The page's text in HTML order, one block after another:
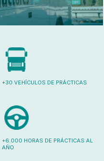
+30 VEHÍCULOS DE PRÁCTICAS
+6.000 HORAS DE PRÁCTICAS AL
AÑO